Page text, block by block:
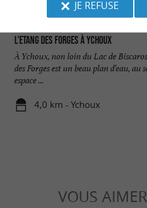
L’Etang des Forges à Ychoux
À Ychoux, non loin du Lac de
des Forges est un beau plan d’eau, au
espace ...
4,0 km - Ychoux
VOUS
JE REFUSE